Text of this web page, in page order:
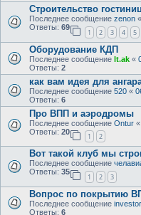
Строительство
Последнее сообщение zenon «
Ответы: 69
1 2 3 4 5
Оборудование КДП
Последнее сообщение lt.ak «
Ответы: 2
как вам идея для
Последнее сообщение 520 «
Ответы: 6
Про ВПП и аэродромы
Последнее сообщение Ontur «
Ответы: 20
1 2
Вот такой клуб мы
Последнее сообщение
Ответы: 35
1 2 3
Вопрос по покрытию
Последнее сообщение investor
Ответы: 6